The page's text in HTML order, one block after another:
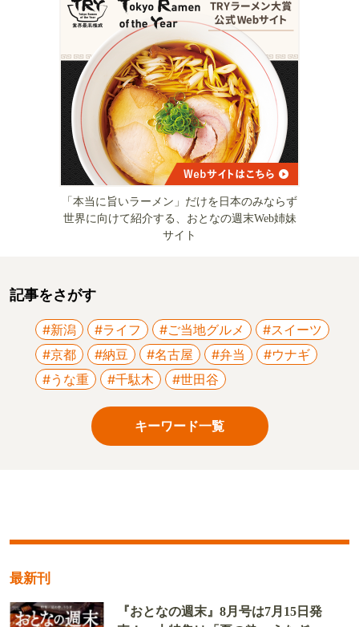
「本当に旨いラーメン」だけを日本のみならず
世界に向けて紹介する、おとなの週末Web姉妹
サイト
記事をさがす
#新潟 #ライフ #ご当地グルメ
#スイーツ
#京都
#納豆 #名古屋 #弁当
#ウナギ
#うな重
#千駄木 #世田谷
キーワード一覧
最新刊
『おとなの週末』8月号は7月15日発